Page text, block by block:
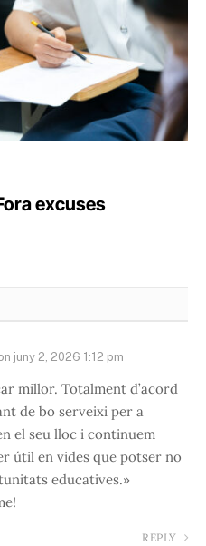
excuses
juny 2, 2026 1:12 pm
millor. Totalment d’acord
de bo serveixi per a
el seu lloc i continuem
útil en vides que potser no
educatives.»
REPLY